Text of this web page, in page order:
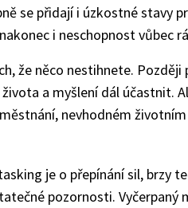
se přidají i úzkostné stavy
i neschopnost vůbec
že něco nestihnete. Později
a myšlení dál účastnit.
nevhodném
je o přepínání sil, brzy
pozornosti. Vyčerpaný